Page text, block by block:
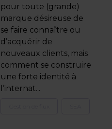
pour toute (grande)
marque désireuse de
se faire connaître ou
d’acquérir de
nouveaux clients, mais
comment se construire
une forte identité à
l’internat...